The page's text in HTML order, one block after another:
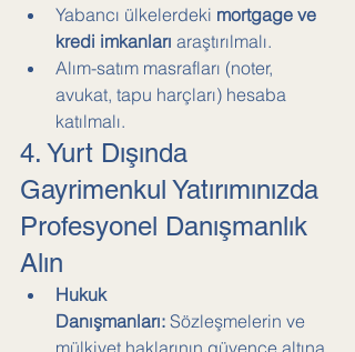
Yabancı ülkelerdeki mortgage ve
kredi imkanları araştırılmalı.
Alım-satım masrafları (noter,
avukat, tapu harçları) hesaba
katılmalı.
4. Yurt Dışında
Gayrimenkul Yatırımınızda
Profesyonel Danışmanlık
Alın
Hukuk
Danışmanları: Sözleşmelerin ve
mülkiyet haklarının güvence altına